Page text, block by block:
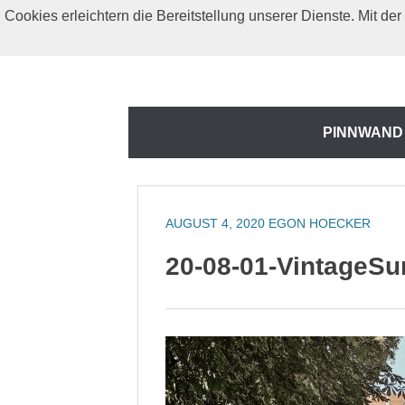
Zum
PINNWAND
AUGUST 4, 2020 EGON HOECKER
20-08-01-
Cookies erleichtern die Bereitstellung unserer Dienste. Mit